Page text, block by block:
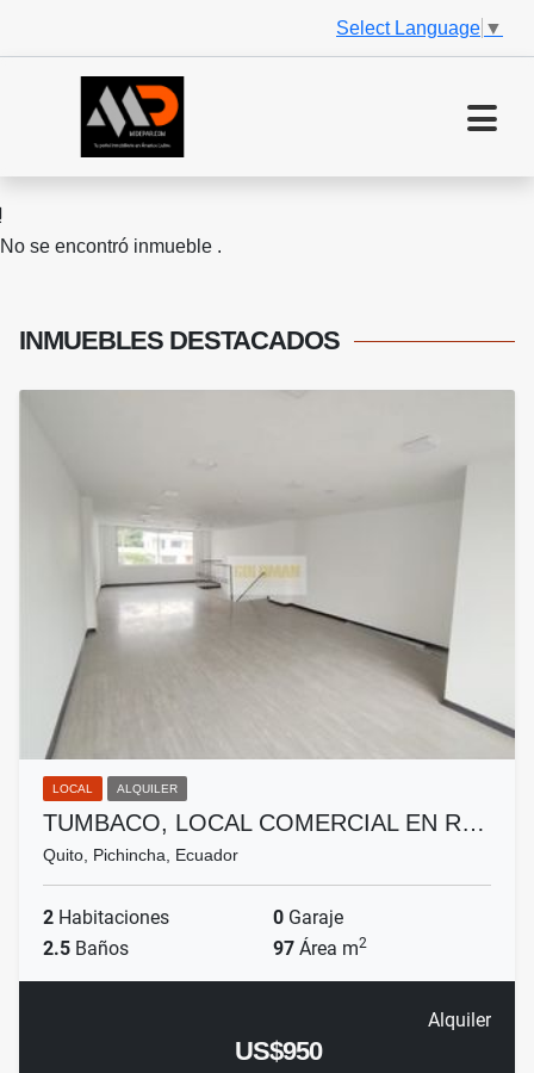
Select Language ▼
No se encontró inmueble .
INMUEBLES DESTACADOS
LOCAL ALQUILER
TUMBACO, LOCAL COMERCIAL EN R…
Quito, Pichincha, Ecuador
2 Habitaciones 0 Garaje
2.5 Baños 97 Área m2
Alquiler
US$950